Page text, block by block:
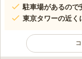
駐車場があるので
東京タワーの近く